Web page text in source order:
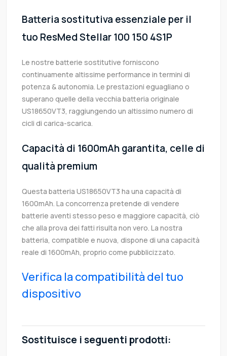
Batteria sostitutiva essenziale per il
tuo ResMed Stellar 100 150 4S1P
Le nostre batterie sostitutive forniscono
continuamente altissime performance in termini di
potenza & autonomia. Le prestazioni eguagliano o
superano quelle della vecchia batteria originale
US18650VT3, raggiungendo un altissimo numero di
cicli di carica-scarica.
Capacità di 1600mAh garantita, celle di
qualità premium
Questa batteria US18650VT3 ha una capacità di
1600mAh. La concorrenza pretende di vendere
batterie aventi stesso peso e maggiore capacità, ciò
che alla prova dei fatti risulta non vero. La nostra
batteria, compatible e nuova, dispone di una capacità
reale di 1600mAh, proprio come pubblicizzato.
Verifica la compatibilità del tuo
dispositivo
Sostituisce i seguenti prodotti: